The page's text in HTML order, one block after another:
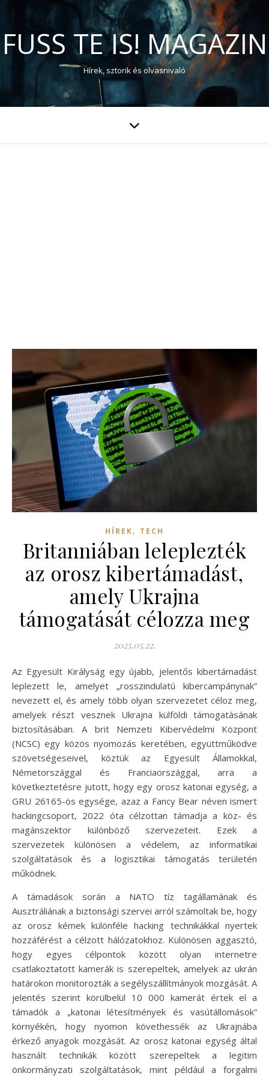
FUSS TE IS! MAGAZIN
Hírek, sztorik és olvasnivaló
HÍREK, TECH
Britanniában leleplezték
az orosz kibertámadást,
amely Ukrajna
támogatását célozza meg
2025.05.22.
Az Egyesült Királyság egy újabb, jelentős kibertámadást
leplezett le, amelyet „rosszindulatú kibercampánynak”
nevezett el, és amely több olyan szervezetet céloz meg,
amelyek részt vesznek Ukrajna külföldi támogatásának
biztosításában. A brit Nemzeti Kibervédelmi Központ
(NCSC) egy közös nyomozás keretében, együttműködve
szövetségeseivel, köztük az Egyesült Államokkal,
Németországgal és Franciaországgal, arra a
következtetésre jutott, hogy egy orosz katonai egység, a
GRU 26165-ös egysége, azaz a Fancy Bear néven ismert
hackingcsoport, 2022 óta célzottan támadja a köz- és
magánszektor különböző szervezeteit. Ezek a
szervezetek különösen a védelem, az informatikai
szolgáltatások és a logisztikai támogatás területén
működnek.
A támadások során a NATO tíz tagállamának és
Ausztráliának a biztonsági szervei arról számoltak be, hogy
az orosz kémek különféle hacking technikákkal nyertek
hozzáférést a célzott hálózatokhoz. Különösen aggasztó,
hogy egyes célpontok között olyan internetre
csatlakoztatott kamerák is szerepeltek, amelyek az ukrán
határokon monitorozták a segélyszállítmányok mozgását. A
jelentés szerint körülbelül 10 000 kamerát értek el a
támadók a „katonai létesítmények és vasútállomások”
környékén, hogy nyomon követhessék az Ukrajnába
érkező anyagok mozgását. Az orosz katonai egység által
használt technikák között szerepeltek a legitim
önkormányzati szolgáltatások, mint például a forgalmi